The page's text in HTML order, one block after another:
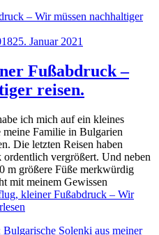
25. Januar 2021
Fußabdruck –
reisen.
ich mich auf ein kleines
meine Familie in Bulgarien
Die letzten Reisen haben
vergrößert. Und neben
m größere Füße merkwürdig
mit meinem Gewissen
kleiner Fußabdruck – Wir